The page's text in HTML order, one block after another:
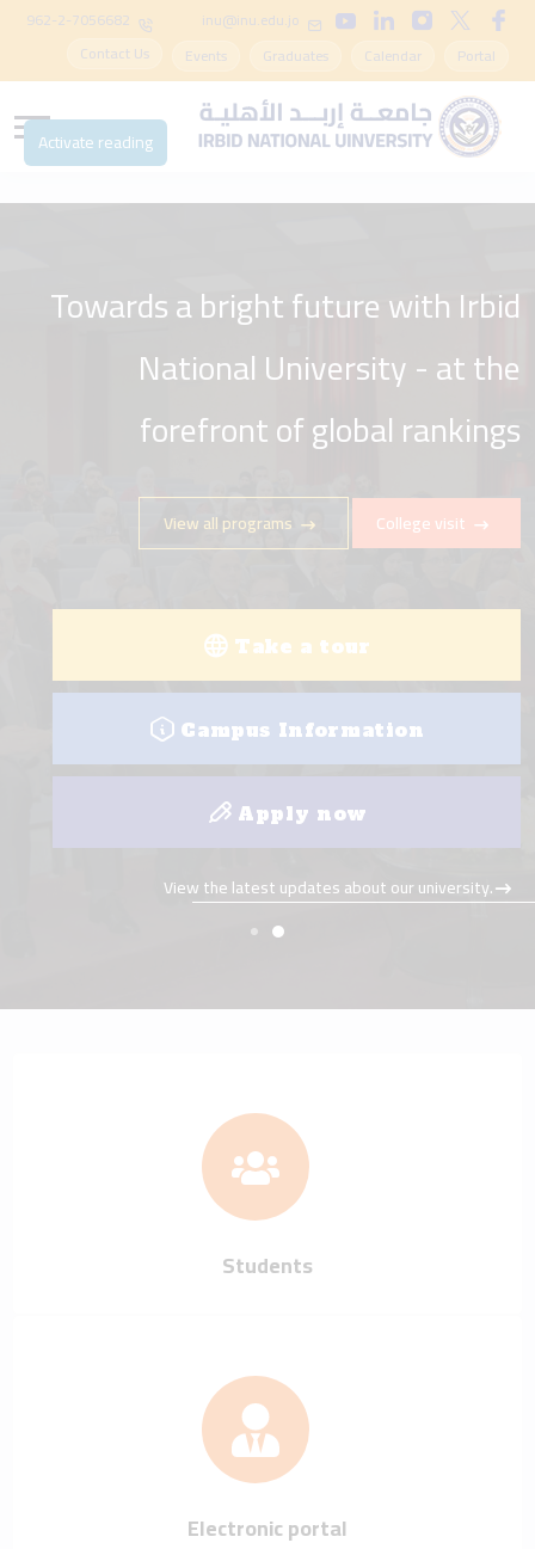
inu@inu.edu.jo
962-2-7056682
Portal
Calendar
Graduates
Events
Contact Us
Towards a bright future with Irbid
National University - at the
forefront of global rankings
College visit
View all programs
Take a tour
Campus Information
Apply now
View the latest updates about our university.
Students
Electronic portal
Activate reading